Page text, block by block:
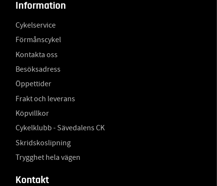
Information
Cykelservice
Förmånscykel
Kontakta oss
Besöksadress
Öppettider
Frakt och leverans
Köpvillkor
Cykelklubb - Sävedalens CK
Skridskoslipning
Trygghet hela vägen
Kontakt